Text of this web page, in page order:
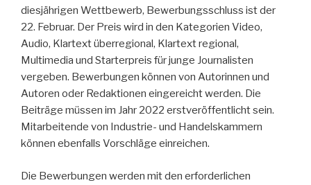
diesjährigen Wettbewerb, Bewerbungsschluss ist der
22. Februar. Der Preis wird in den Kategorien Video,
Audio, Klartext überregional, Klartext regional,
Multimedia und Starterpreis für junge Journalisten
vergeben. Bewerbungen können von Autorinnen und
Autoren oder Redaktionen eingereicht werden. Die
Beiträge müssen im Jahr 2022 erstveröffentlicht sein.
Mitarbeitende von Industrie- und Handelskammern
können ebenfalls Vorschläge einreichen.
Die Bewerbungen werden mit den erforderlichen